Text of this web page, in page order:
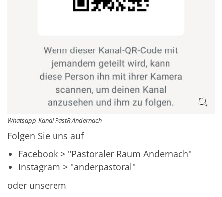
Whatsapp-Kanal PastR Andernach
Folgen Sie uns auf
Facebook > "Pastoraler Raum Andernach"
Instagram > "anderpastoral"
oder unserem